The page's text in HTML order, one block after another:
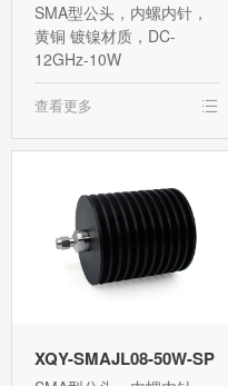
SMA型公头，内螺内针，
黄铜 镀镍材质，DC-
12GHz-10W
查看更多
XQY-SMAJL08-50W-SP